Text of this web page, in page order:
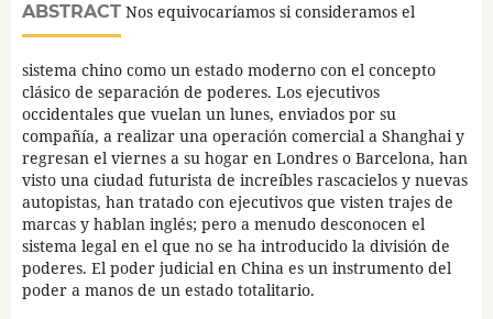
ABSTRACTNos equivocaríamos si consideramos el
sistema chino como un estado moderno con el concepto
clásico de separación de poderes. Los ejecutivos
occidentales que vuelan un lunes, enviados por su
compañía, a realizar una operación comercial a Shanghai y
regresan el viernes a su hogar en Londres o Barcelona, han
visto una ciudad futurista de increíbles rascacielos y nuevas
autopistas, han tratado con ejecutivos que visten trajes de
marcas y hablan inglés; pero a menudo desconocen el
sistema legal en el que no se ha introducido la división de
poderes. El poder judicial en China es un instrumento del
poder a manos de un estado totalitario.